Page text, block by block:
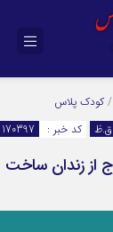
/ کودک پلاس
کد خبر : 170397
زندان ساخت و